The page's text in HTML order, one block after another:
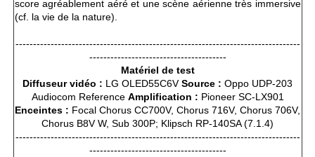
score agréablement aéré et une scène aérienne très immersive
(cf. la vie de la nature).
---------------------------------------------------------------------------------
---------------------------------------
Matériel de test
Diffuseur vidéo : LG OLED55C6VSource : Oppo UDP-203
Audiocom Reference Amplification : Pioneer SC-LX901
Enceintes : Focal Chorus CC700V, Chorus 716V, Chorus 706V,
Chorus B8V W, Sub 300P; Klipsch RP-140SA (7.1.4)
---------------------------------------------------------------------------------
---------------------------------------